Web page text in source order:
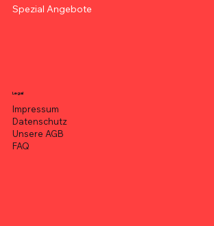
Spezial Angebote
Legal
Impressum
Datenschutz
Unsere AGB
FAQ